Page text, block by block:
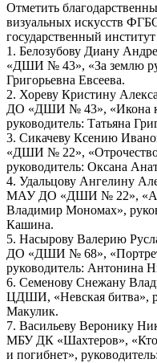
Отметить
визуальных искусств
государственный
1. Белозубову Диану
«ДШИ № 43», «За землю
Григорьевна Евсеева.
2. Хореву Кристину
ДО «ДШИ № 43», «Икона
руководитель: Татьяна
3. Сикачеву Ксению
«ДШИ № 22», «Отрочество
руководитель: Оксана
4. Удальцову Ангелину
МАУ ДО «ДШИ № 22»,
Владимир Мономах»,
Кашина.
5. Насырову Валерию
ДО «ДШИ № 68», «Портрет
руководитель: Антонина
6. Семенову Снежану
ЦДШИ, «Невская битва»,
Макулик.
7. Васильеву Веронику
МБУ ДК «Шахтеров», «Кто
и погибнет»,